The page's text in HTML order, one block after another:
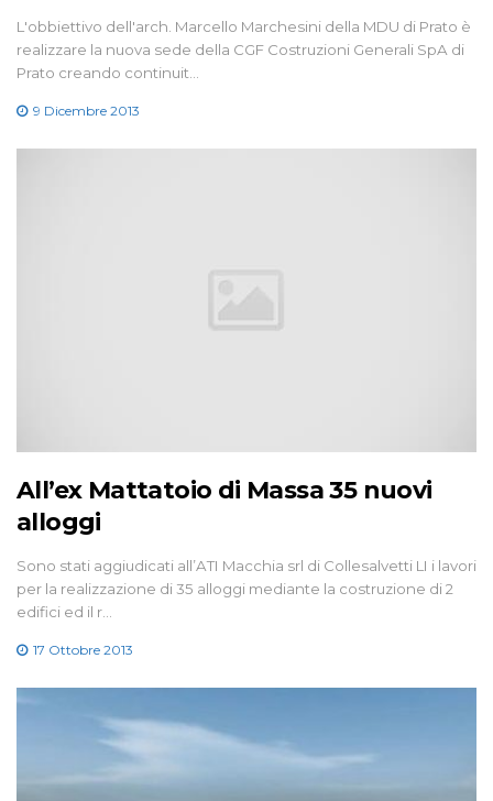
L'obbiettivo dell'arch. Marcello Marchesini della MDU di Prato è
realizzare la nuova sede della CGF Costruzioni Generali SpA di
Prato creando continuit…
9 Dicembre 2013
All’ex Mattatoio di Massa 35 nuovi
alloggi
Sono stati aggiudicati all’ATI Macchia srl di Collesalvetti LI i lavori
per la realizzazione di 35 alloggi mediante la costruzione di 2
edifici ed il r…
17 Ottobre 2013